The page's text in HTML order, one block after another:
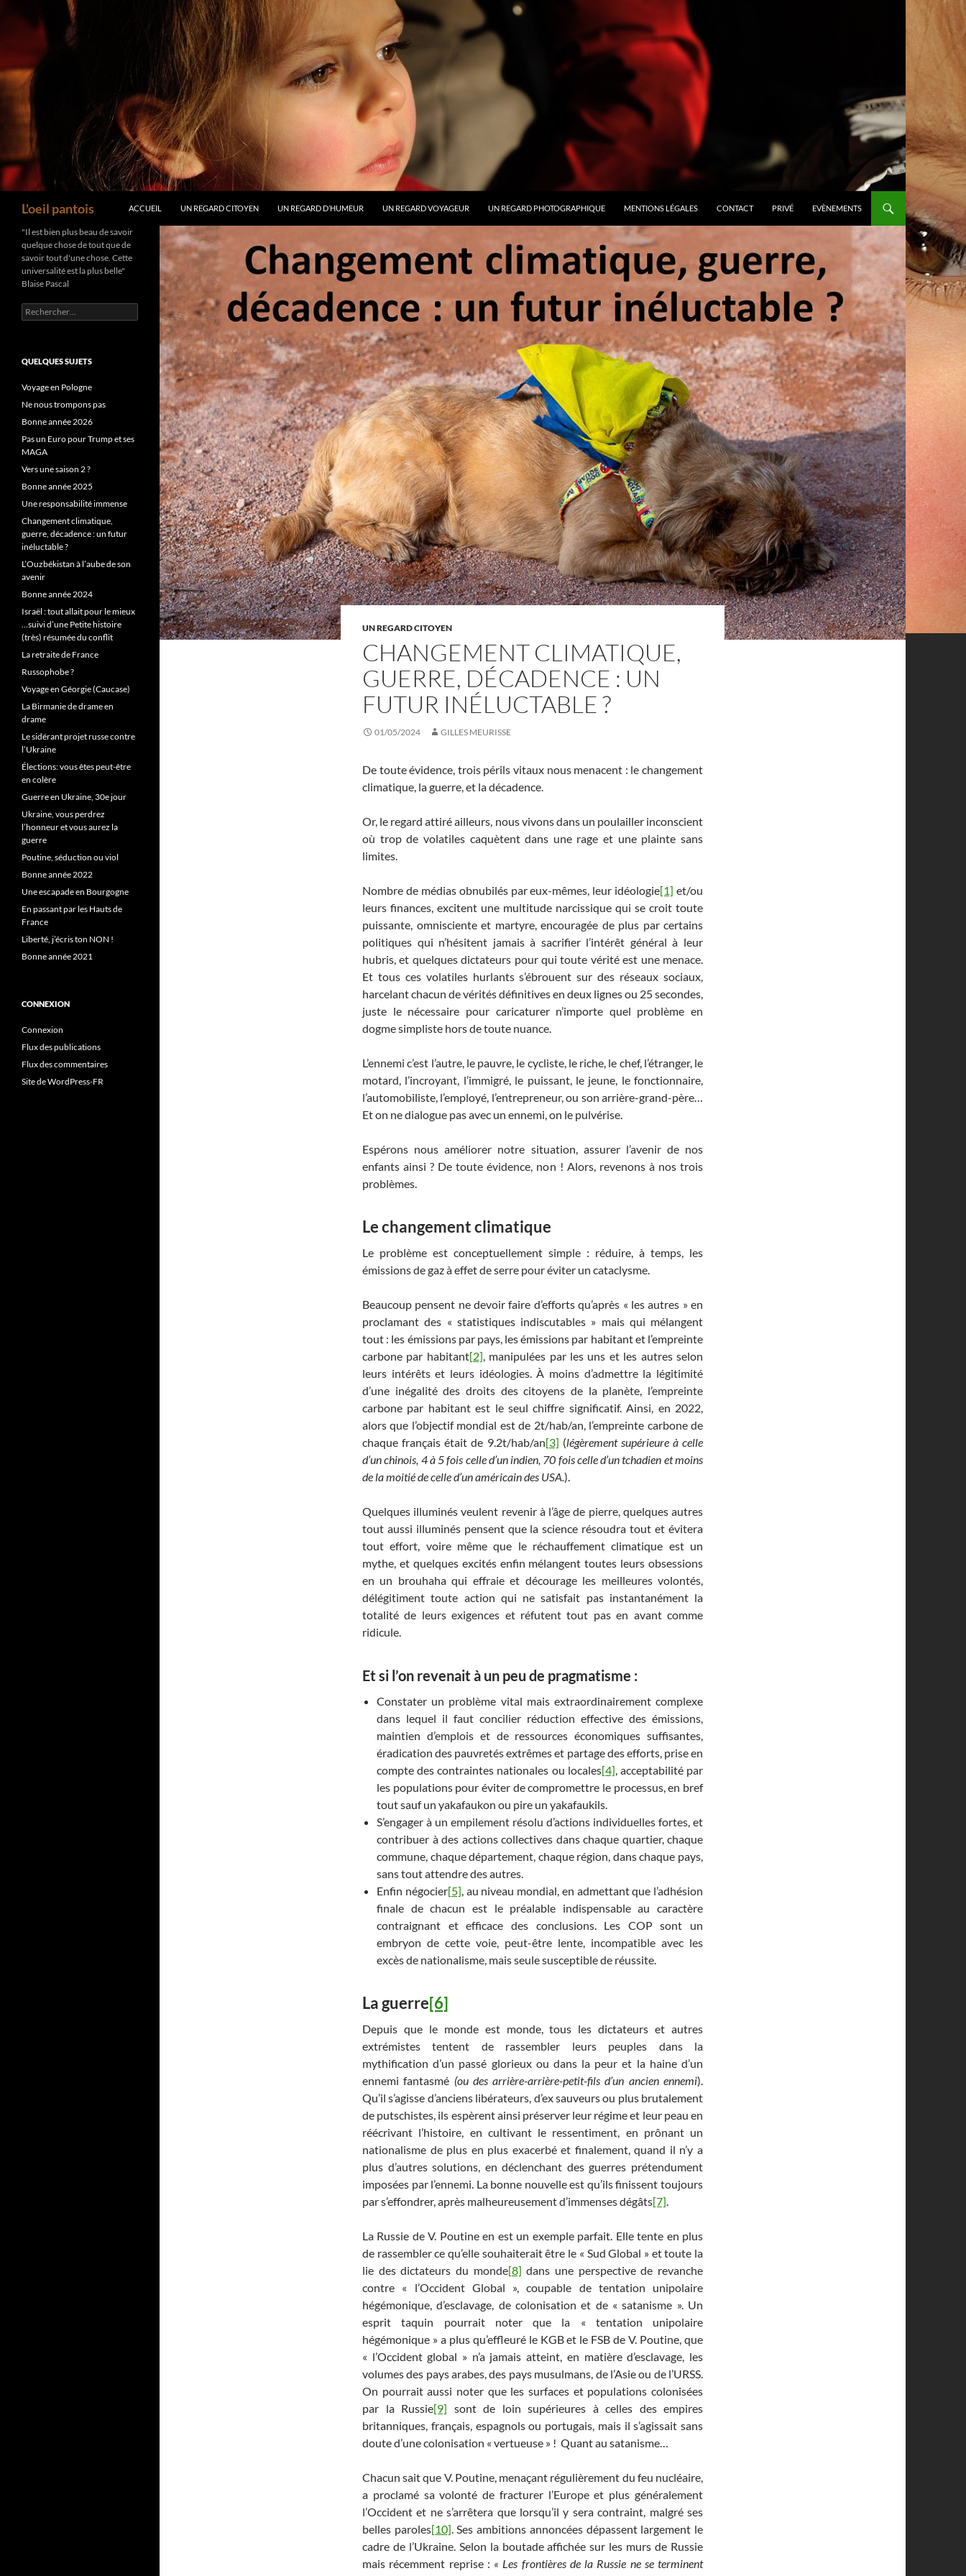
L'oeil pantois ACCUEIL UN REGARD CITOYEN UN REGARD D’HUMEUR UN REGARD VOYAGEUR UN REGARD PHOTOGRAPHIQUE MENTIONS LÉGALES CONTACT PRIVÉ EVÈNEMENTS
UN REGARD CITOYEN
CHANGEMENT CLIMATIQUE,
GUERRE, DÉCADENCE : UN
FUTUR INÉLUCTABLE ?
01/05/2024 GILLES MEURISSE
De toute évidence, trois périls vitaux nous menacent : le changement
climatique, la guerre, et la décadence.
Or, le regard attiré ailleurs, nous vivons dans un poulailler inconscient
où trop de volatiles caquètent dans une rage et une plainte sans
limites.
Nombre de médias obnubilés par eux-mêmes, leur idéologie[1] et/ou
leurs finances, excitent une multitude narcissique qui se croit toute
puissante, omnisciente et martyre, encouragée de plus par certains
politiques qui n’hésitent jamais à sacrifier l’intérêt général à leur
hubris, et quelques dictateurs pour qui toute vérité est une menace.
Et tous ces volatiles hurlants s’ébrouent sur des réseaux sociaux,
harcelant chacun de vérités définitives en deux lignes ou 25 secondes,
juste le nécessaire pour caricaturer n’importe quel problème en
dogme simpliste hors de toute nuance.
L’ennemi c’est l’autre, le pauvre, le cycliste, le riche, le chef, l’étranger, le
motard, l’incroyant, l’immigré, le puissant, le jeune, le fonctionnaire,
l’automobiliste, l’employé, l’entrepreneur, ou son arrière-grand-père…
Et on ne dialogue pas avec un ennemi, on le pulvérise.
Espérons nous améliorer notre situation, assurer l’avenir de nos
enfants ainsi ? De toute évidence, non ! Alors, revenons à nos trois
problèmes.
Le changement climatique
Le problème est conceptuellement simple : réduire, à temps, les
émissions de gaz à effet de serre pour éviter un cataclysme.
Beaucoup pensent ne devoir faire d’efforts qu’après « les autres » en
proclamant des « statistiques indiscutables » mais qui mélangent
tout : les émissions par pays, les émissions par habitant et l’empreinte
carbone par habitant[2], manipulées par les uns et les autres selon
leurs intérêts et leurs idéologies. À moins d’admettre la légitimité
d’une inégalité des droits des citoyens de la planète, l’empreinte
carbone par habitant est le seul chiffre significatif. Ainsi, en 2022,
alors que l’objectif mondial est de 2t/hab/an, l’empreinte carbone de
chaque français était de 9.2t/hab/an[3] (légèrement supérieure à celle
d’un chinois, 4 à 5 fois celle d’un indien, 70 fois celle d’un tchadien et moins
de la moitié de celle d’un américain des USA.).
Quelques illuminés veulent revenir à l’âge de pierre, quelques autres
tout aussi illuminés pensent que la science résoudra tout et évitera
tout effort, voire même que le réchauffement climatique est un
mythe, et quelques excités enfin mélangent toutes leurs obsessions
en un brouhaha qui effraie et décourage les meilleures volontés,
délégitiment toute action qui ne satisfait pas instantanément la
totalité de leurs exigences et réfutent tout pas en avant comme
ridicule.
Et si l’on revenait à un peu de pragmatisme :
Constater un problème vital mais extraordinairement complexe
dans lequel il faut concilier réduction effective des émissions,
maintien d’emplois et de ressources économiques suffisantes,
éradication des pauvretés extrêmes et partage des efforts, prise en
compte des contraintes nationales ou locales[4], acceptabilité par
les populations pour éviter de compromettre le processus, en bref
tout sauf un yakafaukon ou pire un yakafaukils.
S’engager à un empilement résolu d’actions individuelles fortes, et
contribuer à des actions collectives dans chaque quartier, chaque
commune, chaque département, chaque région, dans chaque pays,
sans tout attendre des autres.
Enfin négocier[5], au niveau mondial, en admettant que l’adhésion
finale de chacun est le préalable indispensable au caractère
contraignant et efficace des conclusions. Les COP sont un
embryon de cette voie, peut-être lente, incompatible avec les
excès de nationalisme, mais seule susceptible de réussite.
La guerre[6]
Depuis que le monde est monde, tous les dictateurs et autres
extrémistes tentent de rassembler leurs peuples dans la
mythification d’un passé glorieux ou dans la peur et la haine d’un
ennemi fantasmé (ou des arrière-arrière-petit-fils d’un ancien ennemi).
Qu’il s’agisse d’anciens libérateurs, d’ex sauveurs ou plus brutalement
de putschistes, ils espèrent ainsi préserver leur régime et leur peau en
réécrivant l’histoire, en cultivant le ressentiment, en prônant un
nationalisme de plus en plus exacerbé et finalement, quand il n’y a
plus d’autres solutions, en déclenchant des guerres prétendument
imposées par l’ennemi. La bonne nouvelle est qu’ils finissent toujours
par s’effondrer, après malheureusement d’immenses dégâts[7].
La Russie de V. Poutine en est un exemple parfait. Elle tente en plus
de rassembler ce qu’elle souhaiterait être le « Sud Global » et toute la
lie des dictateurs du monde[8] dans une perspective de revanche
contre « l’Occident Global », coupable de tentation unipolaire
hégémonique, d’esclavage, de colonisation et de « satanisme ». Un
esprit taquin pourrait noter que la « tentation unipolaire
hégémonique » a plus qu’effleuré le KGB et le FSB de V. Poutine, que
« l’Occident global » n’a jamais atteint, en matière d’esclavage, les
volumes des pays arabes, des pays musulmans, de l’Asie ou de l’URSS.
On pourrait aussi noter que les surfaces et populations colonisées
par la Russie[9] sont de loin supérieures à celles des empires
britanniques, français, espagnols ou portugais, mais il s’agissait sans
doute d’une colonisation « vertueuse » ! Quant au satanisme…
Chacun sait que V. Poutine, menaçant régulièrement du feu nucléaire,
a proclamé sa volonté de fracturer l’Europe et plus généralement
l’Occident et ne s’arrêtera que lorsqu’il y sera contraint, malgré ses
belles paroles[10]. Ses ambitions annoncées dépassent largement le
cadre de l’Ukraine. Selon la boutade affichée sur les murs de Russie
mais récemment reprise : « Les frontières de la Russie ne se terminent
"Il est bien plus beau de savoir
quelque chose de tout que de
savoir tout d'une chose. Cette
universalité est la plus belle"
Blaise Pascal
Rechercher :
QUELQUES SUJETS
Voyage en Pologne
Ne nous trompons pas
Bonne année 2026
Pas un Euro pour Trump et ses
MAGA
Vers une saison 2 ?
Bonne année 2025
Une responsabilité immense
Changement climatique,
guerre, décadence : un futur
inéluctable ?
L’Ouzbékistan à l’aube de son
avenir
Bonne année 2024
Israël : tout allait pour le mieux
…suivi d’une Petite histoire
(très) résumée du conflit
La retraite de France
Russophobe ?
Voyage en Géorgie (Caucase)
La Birmanie de drame en
drame
Le sidérant projet russe contre
l’Ukraine
Élections: vous êtes peut-être
en colère
Guerre en Ukraine, 30e jour
Ukraine, vous perdrez
l’honneur et vous aurez la
guerre
Poutine, séduction ou viol
Bonne année 2022
Une escapade en Bourgogne
En passant par les Hauts de
France
Liberté, j’écris ton NON !
Bonne année 2021
CONNEXION
Connexion
Flux des publications
Flux des commentaires
Site de WordPress-FR